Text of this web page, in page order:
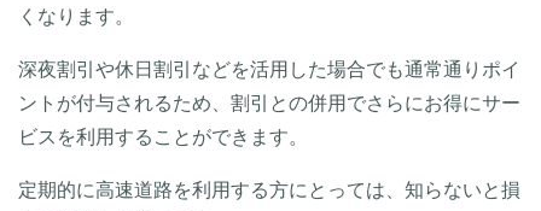
くなります。
深夜割引や休日割引などを活用した場合でも通常通りポイ
ントが付与されるため、割引との併用でさらにお得にサー
ビスを利用することができます。
定期的に高速道路を利用する方にとっては、知らないと損